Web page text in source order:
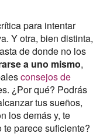
para intentar
Y otra, bien distinta,
de donde no los
a uno mismo,
consejos de
¿Por qué? Podrás
tus sueños,
los demás y, te
parece suficiente?